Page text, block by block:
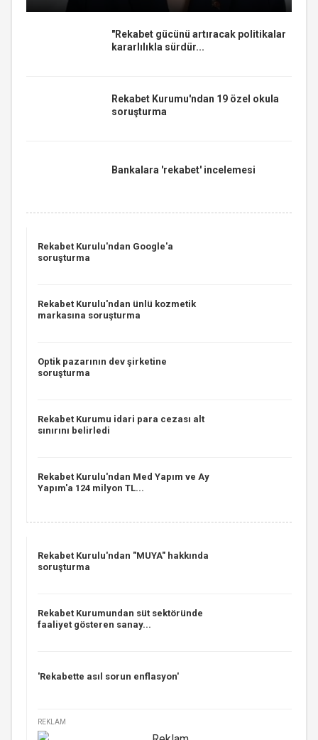
"Rekabet gücünü artıracak politikalar
kararlılıkla sürdür...
Rekabet Kurumu'ndan 19 özel okula
soruşturma
Bankalara 'rekabet' incelemesi
Rekabet Kurulu'ndan Google'a
soruşturma
Rekabet Kurulu'ndan ünlü kozmetik
markasına soruşturma
Optik pazarının dev şirketine
soruşturma
Rekabet Kurumu idari para cezası alt
sınırını belirledi
Rekabet Kurulu'ndan Med Yapım ve Ay
Yapım'a 124 milyon TL...
Rekabet Kurulu'ndan "MUYA" hakkında
soruşturma
Rekabet Kurumundan süt sektöründe
faaliyet gösteren sanay...
'Rekabette asıl sorun enflasyon'
REKLAM